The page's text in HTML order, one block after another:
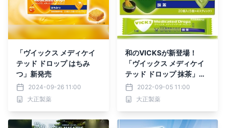
「ヴイックス メディケイ
テッド ドロップ はちみ
つ」新発売
2024-09-26 11:00
大正製薬
和のVICKSが新登場！
「ヴイックス メディケイ
テッド ドロップ 抹茶」新
発売2022-09-05 11:00
大正製薬